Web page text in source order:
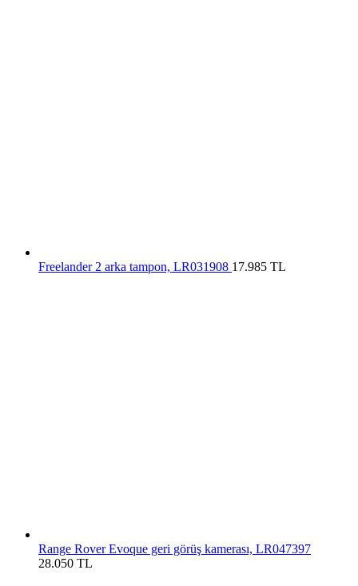
Freelander 2 arka tampon, LR031908 17.985 TL
Range Rover Evoque geri görüş kamerası, LR047397
28.050 TL